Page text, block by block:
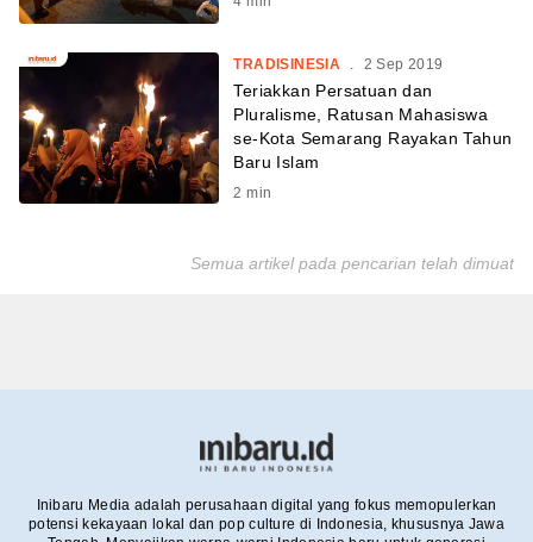
TRADISINESIA 2 Sep 2019
Teriakkan Persatuan dan
Pluralisme, Ratusan Mahasiswa
se-Kota Semarang Rayakan Tahun
Baru Islam
2 min
Semua artikel pada pencarian telah dimuat
Inibaru Media adalah perusahaan digital yang fokus memopulerkan
potensi kekayaan lokal dan pop culture di Indonesia, khususnya Jawa